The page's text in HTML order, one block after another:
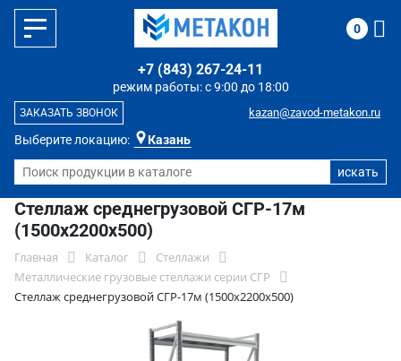
Выберите локацию: Казань
режим работы: с 9:00 до 18:00
+7 (843) 267-24-11
kazan@zavod-metakon.ru
ЗАКАЗАТЬ ЗВОНОК
0
Стеллаж среднегрузовой СГР-17м
(1500х2200х500)
Главная Каталог
Стеллажи
Металлические грузовые стеллажи серии СГР
Стеллаж среднегрузовой СГР-17м (1500х2200х500)